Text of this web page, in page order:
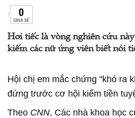
0
CHIA SẺ
Hơi tiếc là vòng nghiên cứu
kiếm các nữ ứng viên biết nói
Hội chị em mắc chứng "khó ra
đứng trước cơ hội kiếm tiền
Theo CNN, Các nhà khoa học